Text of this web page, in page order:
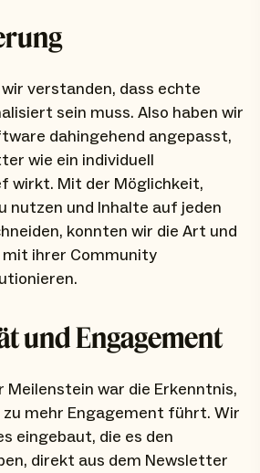
verstanden, dass echte
sein muss. Also haben wir
dahingehend angepasst,
wie ein individuell
wirkt. Mit der Möglichkeit,
nutzen und Inhalte auf jeden
konnten wir die Art und
mit ihrer Community
und Engagement
Meilenstein war die Erkenntnis,
mehr Engagement führt. Wir
eingebaut, die es den
direkt aus dem Newsletter